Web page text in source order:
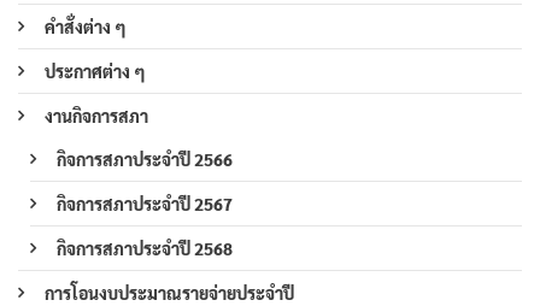
คำสั่งต่าง ๆ
ประกาศต่าง ๆ
งานกิจการสภา
กิจการสภาประจำปี 2566
กิจการสภาประจำปี 2567
กิจการสภาประจำปี 2568
การโอนงบประมาณรายจ่ายประจำปี